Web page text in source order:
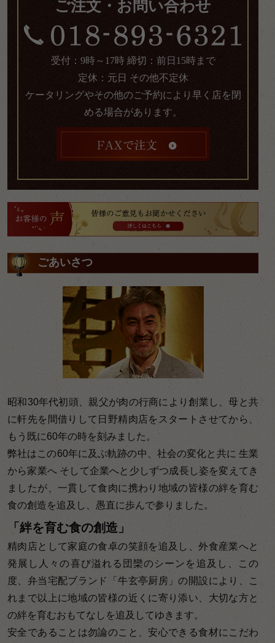
ご注文・お問い合わせ
受付：9時～17時 締切：前日15時まで
定休：元日 その他不定休
ケータリングやその他のご予約により早く店を閉
める場合があります。
ごあいさつ
昭和30年代初頭、親父が肉の行商により創業し、母と共
に軒先を間借りして日野精肉店をスタートさせてから、
もう既に60年の時を刻みました。
弊社はこの60年に及ぶ軌跡の中、社会の変化と共に 生業
から家業へ そして企業へと少しずつ成長し姿を変えてき
ましたが、一貫して食肉に携わり地域の皆様の絆を育む
食の創造を追及し、愚直に歩んで参りました。
「絆を育む食の創造」
精肉店として家庭の食卓の笑顔を追及し、外食産業へと
発展し人々の喜び溢れる団欒のシーンを追及し、この
度、弁当宅配ブランド「牛玄亭厨房」の開設により、こ
れまで以上に地域の皆様の近くに寄り添い、大切な方と
の絆を育むおもてなしを追及してゆきます。
安全であることは勿論のこと、安心できる食材にこだわ